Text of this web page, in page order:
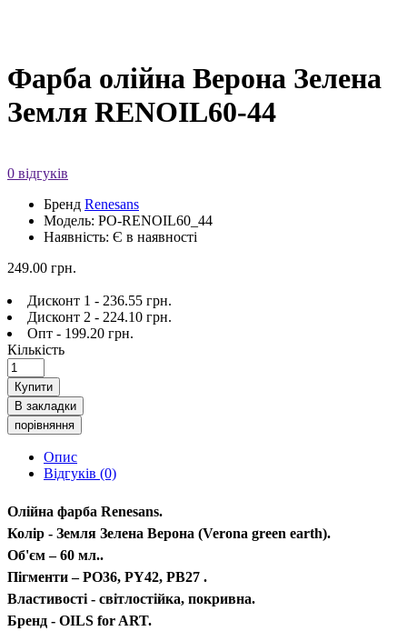
Фарба олійна Верона Зелена
Земля RENOIL60-44
0 відгуків
Бренд Renesans
Модель: PO-RENOIL60_44
Наявність: Є в наявності
249.00 грн.
Дисконт 1 - 236.55 грн.
Дисконт 2 - 224.10 грн.
Опт - 199.20 грн.
Кількість
Купити
В закладки
порівняння
Опис
Відгуків (0)
Олійна фарба Renesans.
Колір - Земля Зелена Верона (Verona green earth).
Об'єм – 60 мл..
Пігменти – PO36, PY42, PB27 .
Властивості - світлостійка, покривна.
Бренд - OILS for ART.